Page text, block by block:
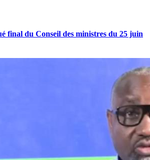
final du Conseil des ministres du 25 juin